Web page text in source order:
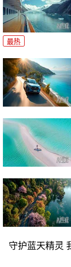
最热
守护蓝天精灵